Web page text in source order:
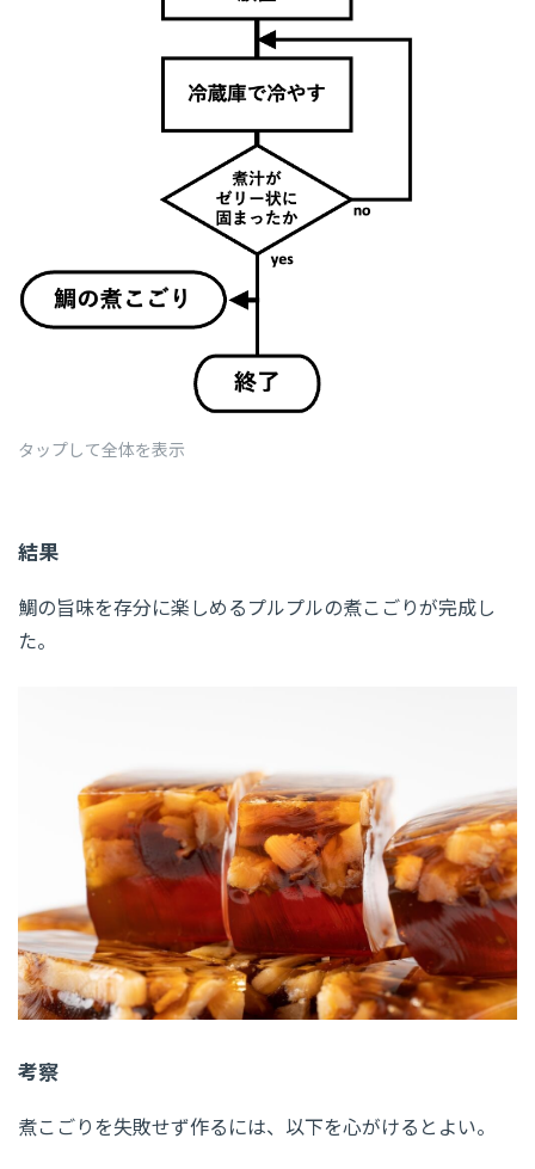
タップして全体を表示
結果
鯛の旨味を存分に楽しめるプルプルの煮こごりが完成し
た。
考察
煮こごりを失敗せず作るには、以下を心がけるとよい。